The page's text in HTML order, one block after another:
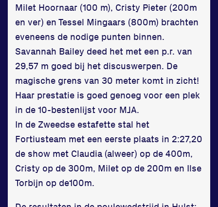
Milet Hoornaar (100 m), Cristy Pieter (200m
en ver) en Tessel Mingaars (800m) brachten
eveneens de nodige punten binnen.
Savannah Bailey deed het met een p.r. van
29,57 m goed bij het discuswerpen. De
magische grens van 30 meter komt in zicht!
Haar prestatie is goed genoeg voor een plek
in de 10-bestenlijst voor MJA.
In de Zweedse estafette stal het
Fortiusteam met een eerste plaats in 2:27,20
de show met Claudia (alweer) op de 400m,
Cristy op de 300m, Milet op de 200m en Ilse
Torbijn op de100m.